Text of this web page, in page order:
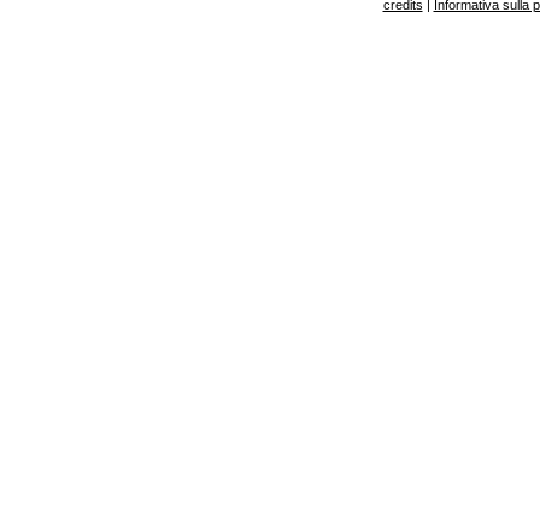
credits | Informativa sulla